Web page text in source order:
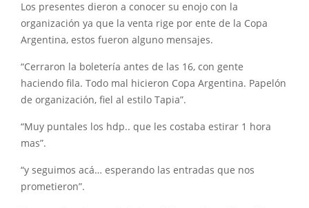
Los presentes dieron a conocer su enojo con la
organización ya que la venta rige por ente de la Copa
Argentina, estos fueron alguno mensajes.
“Cerraron la boletería antes de las 16, con gente
haciendo fila. Todo mal hicieron Copa Argentina. Papelón
de organización, fiel al estilo Tapia”.
“Muy puntales los hdp.. que les costaba estirar 1 hora
mas”.
“y seguimos acá… esperando las entradas que nos
prometieron”.